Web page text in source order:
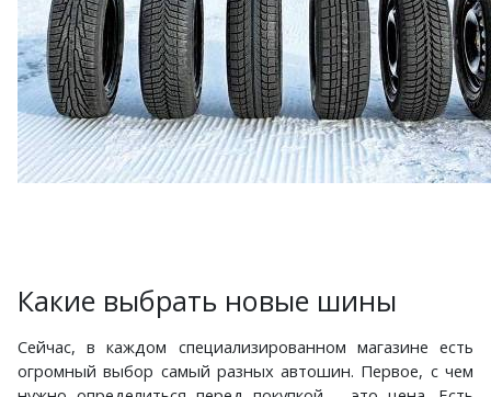
Какие выбрать новые шины
Сейчас, в каждом специализированном магазине есть
огромный выбор самый разных автошин. Первое, с чем